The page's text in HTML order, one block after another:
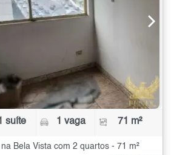
suíte 1 vaga 71 m²
Bela Vista com 2 quartos - 71 m²